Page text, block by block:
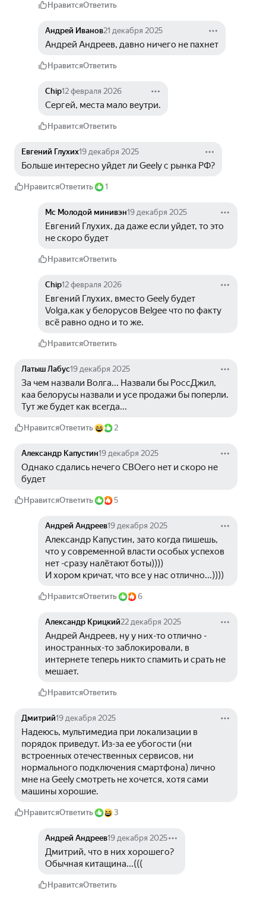
НравитсяОтветить
Андрей Иванов21 декабря 2025
Андрей Андреев, давно ничего не пахнет
НравитсяОтветить
Chip12 февраля 2026
Сергей, места мало веутри.
НравитсяОтветить
Евгений Глухих19 декабря 2025
Больше интересно уйдет ли Geely с рынка РФ?
НравитсяОтветить 1
Mc Молодой минивэн19 декабря 2025
Евгений Глухих, да даже если уйдет, то это
не скоро будет
НравитсяОтветить
Chip12 февраля 2026
Евгений Глухих, вместо Geely будет
Volga,как у белорусов Belgee что по факту
всё равно одно и то же.
НравитсяОтветить
Латыш Лабус19 декабря 2025
За чем назвали Волга... Назвали бы РоссДжил,
каа белорусы назвали и усе продажи бы поперли.
Тут же будет как всегда...
НравитсяОтветить 2
Александр Капустин19 декабря 2025
Однако сдались нечего СВОего нет и скоро не
будет
НравитсяОтветить 5
Андрей Андреев19 декабря 2025
Александр Капустин, зато когда пишешь,
что у современной власти особых успехов
нет -сразу налётают боты))))
И хором кричат, что все у нас отлично...))))
НравитсяОтветить 6
Александр Крицкий22 декабря 2025
Андрей Андреев, ну у них-то отлично -
иностранных-то заблокировали, в
интернете теперь никто спамить и срать не
мешает.
НравитсяОтветить
Дмитрий19 декабря 2025
Надеюсь, мультимедиа при локализации в
порядок приведут. Из-за ее убогости (ни
встроенных отечественных сервисов, ни
нормального подключения смартфона) лично
мне на Geely смотреть не хочется, хотя сами
машины хорошие.
НравитсяОтветить 3
Андрей Андреев19 декабря 2025
Дмитрий, что в них хорошего?
Обычная китащина...(((
НравитсяОтветить